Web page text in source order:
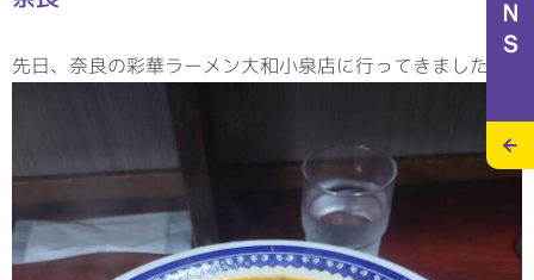
施工実績 スタッフブログ
先日、奈良の彩華ラーメン大和小泉店に行ってきました。